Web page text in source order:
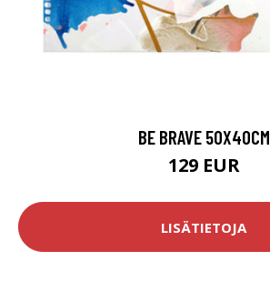
BE BRAVE 50X40CM
129 EUR
LISÄTIETOJA